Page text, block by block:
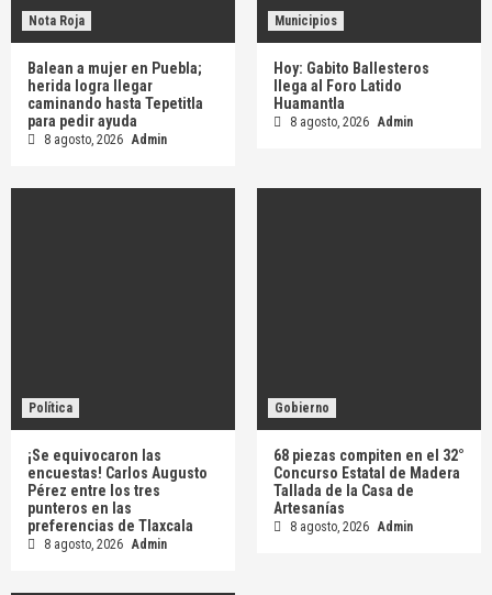
Nota Roja
Balean a mujer en Puebla;
herida logra llegar
caminando hasta Tepetitla
para pedir ayuda
8 agosto, 2026 Admin
Municipios
Hoy: Gabito Ballesteros
llega al Foro Latido
Huamantla
8 agosto, 2026 Admin
Política
¡Se equivocaron las
encuestas! Carlos Augusto
Pérez entre los tres
punteros en las
preferencias de Tlaxcala
8 agosto, 2026 Admin
Gobierno
68 piezas compiten en el 32°
Concurso Estatal de Madera
Tallada de la Casa de
Artesanías
8 agosto, 2026 Admin